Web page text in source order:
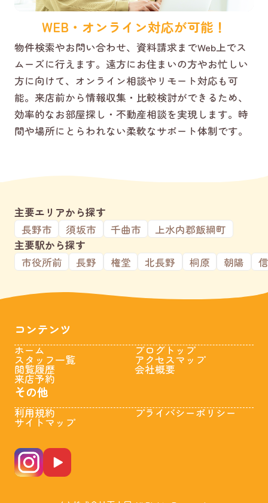
WEB・オンライン対応が可能！
物件検索やお問い合わせ、資料請求までWeb上でス
ムーズに行えます。遠方にお住まいの方やお忙しい
方に向けて、オンライン相談やリモート対応も可
能。来店前から情報収集・比較検討ができるため、
効率的なお部屋探し・不動産相談を実現します。時
間や場所にとらわれない柔軟なサポート体制です。
主要エリアから探す
長野市
須坂市 千曲市
上水内郡飯綱町
主要駅から探す
市役所前
長野 権堂 北長野 桐原 朝陽
コンテンツ
ホーム
スタッフ一覧
閲覧履歴
来店予約
ブログトップ
アクセスマップ
会社概要
その他
利用規約
サイトマップ
プライバシーポリシー